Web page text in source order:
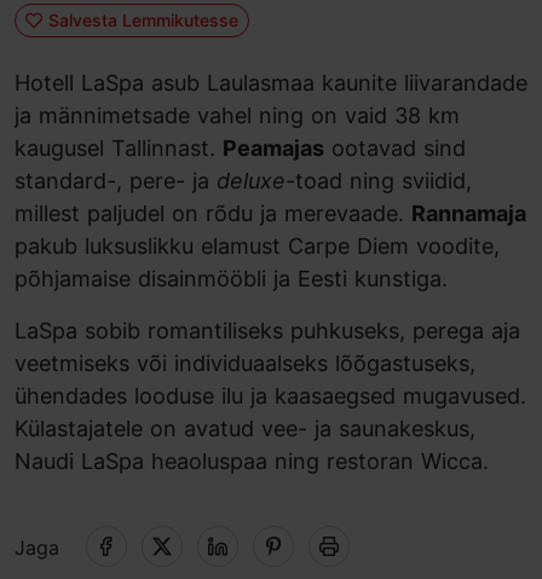
Salvesta Lemmikutesse
Hotell LaSpa asub Laulasmaa kaunite liivarandade
ja männimetsade vahel ning on vaid 38 km
kaugusel Tallinnast. Peamajas ootavad sind
standard-, pere- ja deluxe-toad ning sviidid,
millest paljudel on rõdu ja merevaade. Rannamaja
pakub luksuslikku elamust Carpe Diem voodite,
põhjamaise disainmööbli ja Eesti kunstiga.
LaSpa sobib romantiliseks puhkuseks, perega aja
veetmiseks või individuaalseks lõõgastuseks,
ühendades looduse ilu ja kaasaegsed mugavused.
Külastajatele on avatud vee- ja saunakeskus,
Naudi LaSpa heaoluspaa ning restoran Wicca.
Jaga